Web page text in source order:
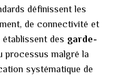
définissent les
de connectivité et
des garde-
processus malgré la
systématique de